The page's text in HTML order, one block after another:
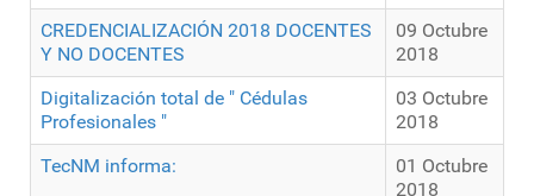
CREDENCIALIZACIÓN 2018 DOCENTES
Y NO DOCENTES
09 Octubre
2018
Digitalización total de " Cédulas
Profesionales "
03 Octubre
2018
TecNM informa:
01 Octubre
2018